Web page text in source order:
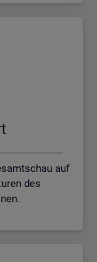
auf
des